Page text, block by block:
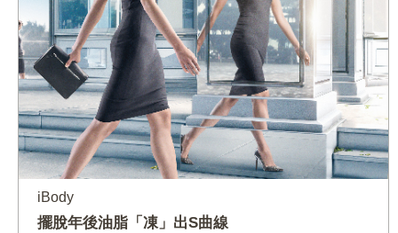
iBody
擺脫年後油脂「凍」出S曲線